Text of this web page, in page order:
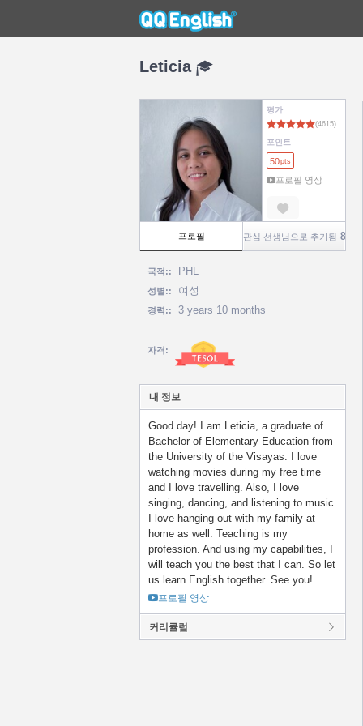
Leticia
평가
포인트
50pts
프로필 영상
프로필 관심 선생님으로 추가됨 860
국적:: PHL
성별:: 여성
경력:: 3 years 10 months
자격:
내 정보
Good day! I am Leticia, a graduate of
Bachelor of Elementary Education from
the University of the Visayas. I love
watching movies during my free time
and I love travelling. Also, I love
singing, dancing, and listening to music.
I love hanging out with my family at
home as well. Teaching is my
profession. And using my capabilities, I
will teach you the best that I can. So let
us learn English together. See you!
프로필 영상
커리큘럼